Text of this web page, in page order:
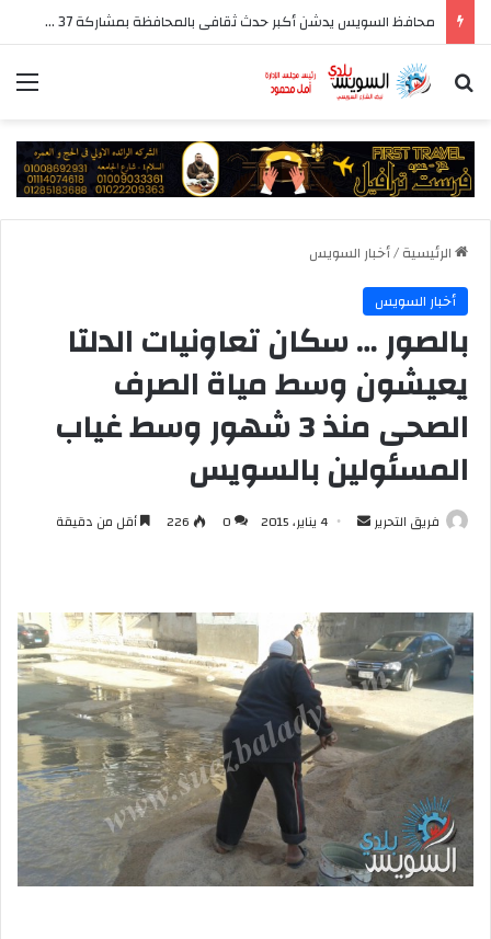
قصور الثقافة تشارك في معرض السويس الرابع للكتاب بأكثر من 250 عنوانا وببرنامج فني عبر المسرح المتنقل
بحث عن
الرئيسية/أخبار السويس
أخبار السويس
بالصور … سكان تعاونيات الدلتا
يعيشون وسط مياة الصرف
الصحى منذ 3 شهور وسط غياب
المسئولين بالسويس
فريق التحرير
أرسل 4 يناير، 2015 0
226 أقل من دقيقة